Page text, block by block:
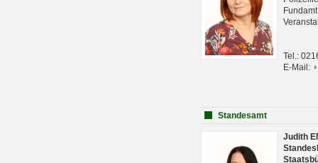
Tel.:
E-Mail:
Standesamt
Judith